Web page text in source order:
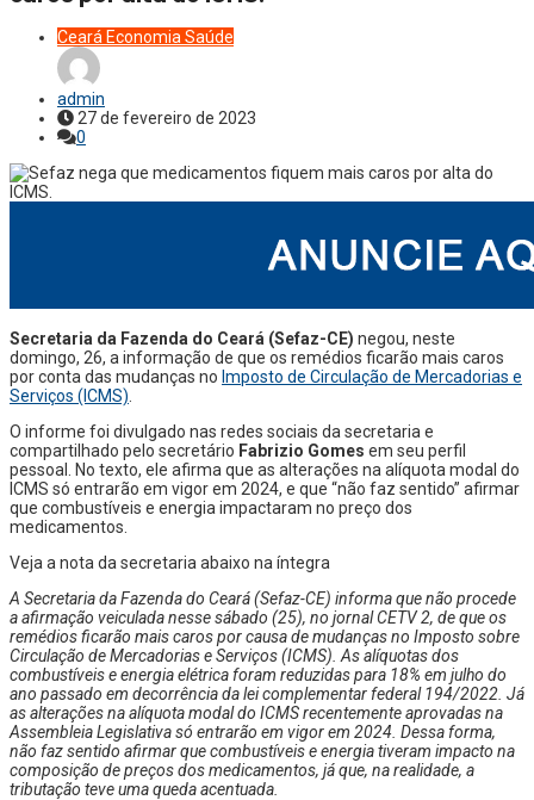
Ceará Economia Saúde
admin
27 de fevereiro de 2023
0
Secretaria da Fazenda do Ceará (Sefaz-CE) negou, neste
domingo, 26, a informação de que os remédios ficarão mais caros
por conta das mudanças no Imposto de Circulação de Mercadorias e
Serviços (ICMS)
O informe foi divulgado nas redes sociais da secretaria e
compartilhado pelo secretário Fabrizio Gomes em seu perfil
pessoal. No texto, ele afirma que as alterações na alíquota modal do
ICMS só entrarão em vigor em 2024, e que “não faz sentido” afirmar
que combustíveis e energia impactaram no preço dos
medicamentos.
Veja a nota da secretaria abaixo na íntegra
A Secretaria da Fazenda do Ceará (Sefaz-CE) informa que não procede
a afirmação veiculada nesse sábado (25), no jornal CETV 2, de que os
remédios ficarão mais caros por causa de mudanças no Imposto sobre
Circulação de Mercadorias e Serviços (ICMS). As alíquotas dos
combustíveis e energia elétrica foram reduzidas para 18% em julho do
ano passado em decorrência da lei complementar federal 194/2022. Já
as alterações na alíquota modal do ICMS recentemente aprovadas na
Assembleia Legislativa só entrarão em vigor em 2024. Dessa forma,
não faz sentido afirmar que combustíveis e energia tiveram impacto na
composição de preços dos medicamentos, já que, na realidade, a
tributação teve uma queda acentuada.